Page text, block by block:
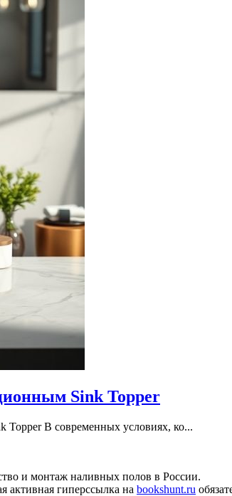
Sink Topper
Topper В современных условиях, ко...
и монтаж наливных полов в России.
активная гиперссылка на bookshunt.ru